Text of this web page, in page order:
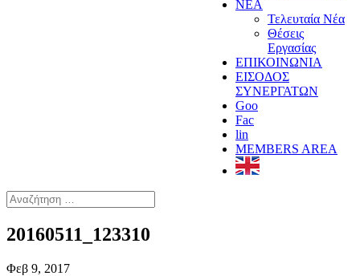
ΝΕΑ
Τελευταία Νέα
Θέσεις
Εργασίας
ΕΠΙΚΟΙΝΩΝΙΑ
ΕΙΣΟΔΟΣ
ΣΥΝΕΡΓΑΤΩΝ
Goo
Fac
lin
MEMBERS AREA
20160511_123310
Φεβ 9, 2017